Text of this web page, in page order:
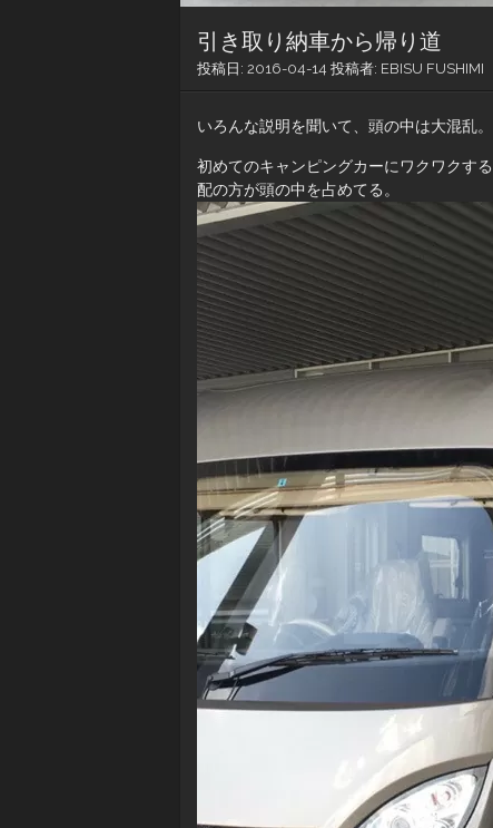
引き取り納車から帰り道
投稿日: 2016-04-14 投稿者: EBISU FUSHIMI
いろんな説明を聞いて、頭の中は大混乱。
初めてのキャンピングカーにワクワクす
配の方が頭の中を占めてる。